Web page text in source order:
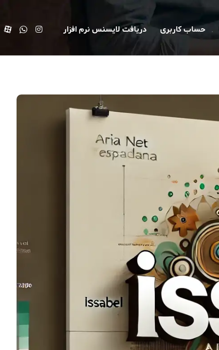
حساب کاربری دریافت لایسنس نرم افزار